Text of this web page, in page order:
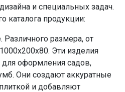
и специальных задач.
каталога продукции:
размера, от
Эти изделия
для оформления садов,
Они создают аккуратные
и добавляют